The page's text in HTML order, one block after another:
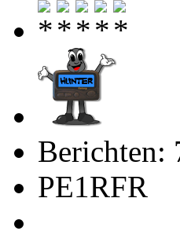
Berichten:
PE1RFR